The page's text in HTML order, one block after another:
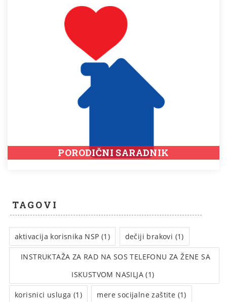
PORODIČNI SARADNIK
TAGOVI
aktivacija korisnika NSP (1) dečiji brakovi (1)
INSTRUКTAŽA ZA RAD NA SOS TELEFONU ZA ŽENE SA
ISКUSTVOM NASILJA (1)
korisnici usluga (1) mere socijalne zaštite (1)